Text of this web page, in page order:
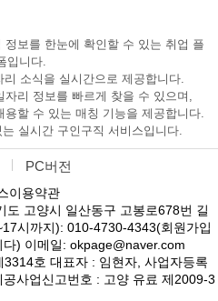
정보를 한눈에 확인할 수 있는 취업 플
입니다.
소식을 실시간으로 제공합니다.
리 정보를 빠르게 찾을 수 있으며,
할 수 있는 매칭 기능을 제공합니다.
실시간 구인구직 서비스입니다.
PC버전
이용약관
고양시 일산동구 고봉로678번 길
시까지): 010-4730-4343(회원가입
) 이메일: okpage@naver.com
호 대표자 : 임현자, 사업자등록
사업신고번호 : 고양 유료 제2009-3